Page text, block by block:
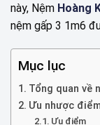
này, Nệm Hoàng
nệm gấp 3 1m6
Mục lục
Tổng quan về
Ưu nhược
Ưu điểm